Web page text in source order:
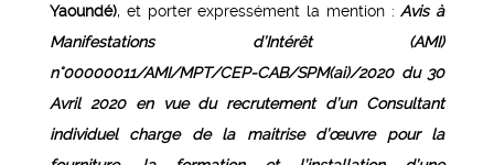
Yaoundé), et porter expressément la mention :Avis à
Manifestations d’Intérêt (AMI)
n°00000011/AMI/MPT/CEP-CAB/SPM(ai)/2020 du 30
Avril 2020 en vue du recrutement d’un Consultant
individuel charge de la maitrise d’œuvre pour la